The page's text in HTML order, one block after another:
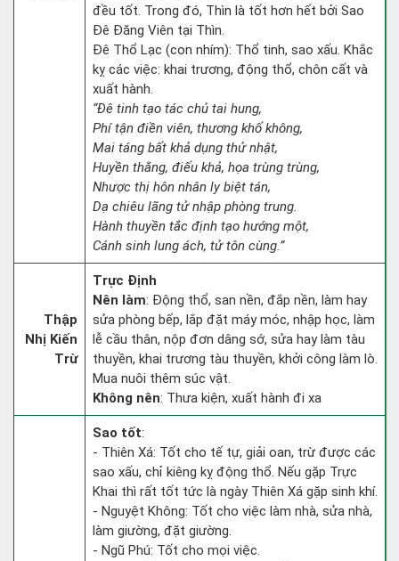
đều tốt. Trong đó, Thìn là tốt hơn hết bởi Sao
Đê Đăng Viên tại Thìn.
Đê Thổ Lạc (con nhím): Thổ tinh, sao xấu. Khắc
kỵ các việc: khai trương, động thổ, chôn cất và
xuất hành.
“Đê tinh tạo tác chủ tai hung,
Phí tận điền viên, thương khố không,
Mai táng bất khả dụng thử nhật,
Huyền thằng, điếu khả, họa trùng trùng,
Nhược thị hôn nhân ly biệt tán,
Dạ chiêu lãng tử nhập phòng trung.
Hành thuyền tắc định tạo hướng một,
Cánh sinh lung ách, tử tôn cùng.”
Thập
Nhị Kiến
Trừ
Trực Định
Nên làm: Động thổ, san nền, đắp nền, làm hay
sửa phòng bếp, lắp đặt máy móc, nhập học, làm
lễ cầu thân, nộp đơn dâng sớ, sửa hay làm tàu
thuyền, khai trương tàu thuyền, khởi công làm lò.
Mua nuôi thêm súc vật.
Không nên: Thưa kiện, xuất hành đi xa
Sao tốt:
- Thiên Xá: Tốt cho tế tự, giải oan, trừ được các
sao xấu, chỉ kiêng kỵ động thổ. Nếu gặp Trực
Khai thì rất tốt tức là ngày Thiên Xá gặp sinh khí.
- Nguyệt Không: Tốt cho việc làm nhà, sửa nhà,
làm giường, đặt giường.
- Ngũ Phú: Tốt cho mọi việc.